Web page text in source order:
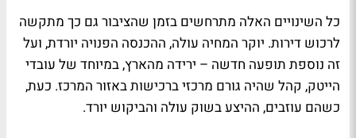
כל השינויים האלה מתרחשים בזמן שהציבור גם כך מתקשה
לרכוש דירות. יוקר המחיה עולה, ההכנסה הפנויה יורדת, ועל
זה נוספת תופעה חדשה – ירידה מהארץ, במיוחד של עובדי
הייטק, קהל שהיה גורם מרכזי ברכישות באזור המרכז. כעת,
כשהם עוזבים, ההיצע בשוק עולה והביקוש יורד.